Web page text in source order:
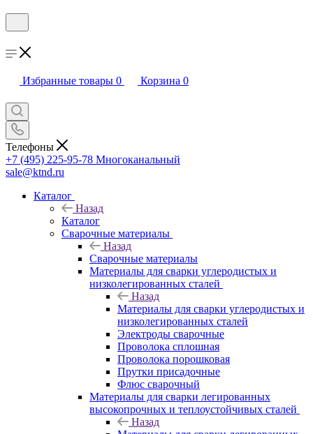
Избранные товары 0 Корзина 0
Телефоны
+7 (495) 225-95-78 Многоканальный
sale@ktnd.ru
Каталог
Назад
Каталог
Сварочные материалы
Назад
Сварочные материалы
Материалы для сварки углеродистых и
низколегированных сталей
Назад
Материалы для сварки углеродистых и
низколегированных сталей
Электроды сварочные
Проволока сплошная
Проволока порошковая
Прутки присадочные
Флюс сварочный
Материалы для сварки легированных
высокопрочных и теплоустойчивых сталей
Назад